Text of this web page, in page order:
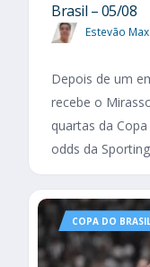
Brasil – 05/08
Estevão
Depois de um
recebe o
quartas da
odds da
COPA DO